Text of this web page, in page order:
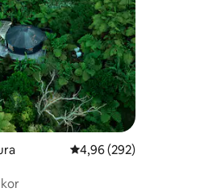
70 değerlendirme5 üzerinden ortalama
4,96 (292)